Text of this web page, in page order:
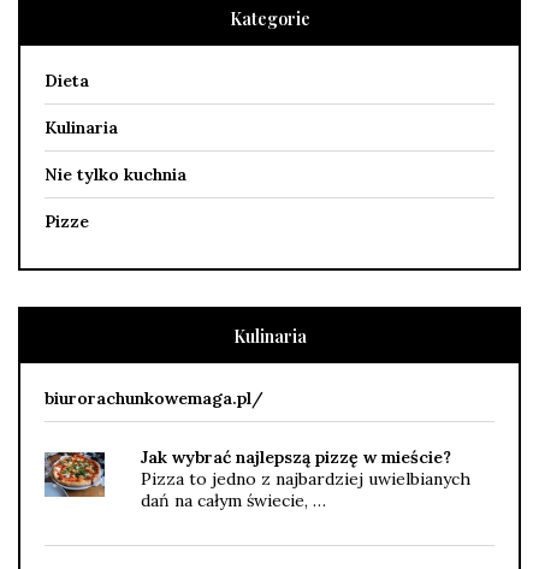
Kategorie
Dieta
Kulinaria
Nie tylko kuchnia
Pizze
Kulinaria
biurorachunkowemaga.pl/
Jak wybrać najlepszą pizzę w mieście?
Pizza to jedno z najbardziej uwielbianych
dań na całym świecie, …